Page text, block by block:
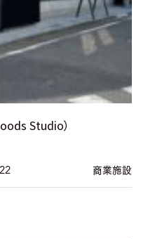
Studio）
商業施設